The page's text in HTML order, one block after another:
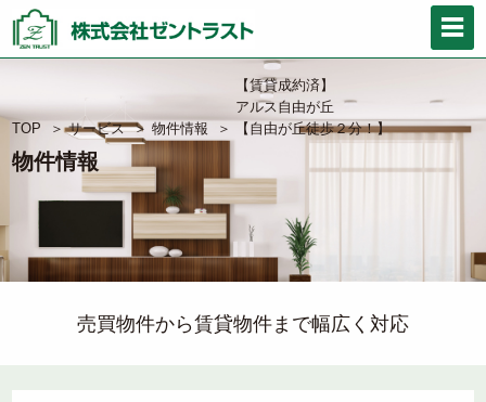
TOP ＞ サービス ＞ 物件情報 ＞
【賃貸成約済】
アルス自由が丘
【自由が丘徒歩２分！】
物件情報
売買物件から賃貸物件まで幅広く対応